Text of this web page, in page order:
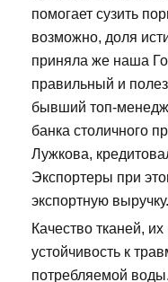
помогает сузить
возможно, доля
приняла же наша
правильный и
бывший топ-
банка столичного
Лужкова,
Экспортеры при
экспортную выручку.
Качество тканей,
устойчивость к
потребляемой воды.